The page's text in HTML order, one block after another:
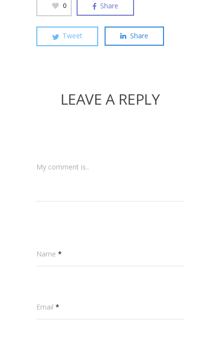
0 Share
Tweet Share
LEAVE A REPLY
My comment is..
Name *
Email *